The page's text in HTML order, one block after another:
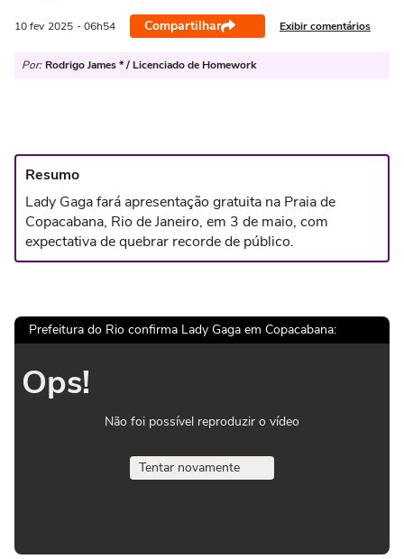
10 fev 2025 - 06h54 Compartilhar Exibir comentários
Por: Rodrigo James * / Licenciado de Homework
Resumo
Lady Gaga fará apresentação gratuita na Praia de
Copacabana, Rio de Janeiro, em 3 de maio, com
expectativa de quebrar recorde de público.
Prefeitura do Rio confirma Lady Gaga em Copacabana:
Ops!
Não foi possível reproduzir o vídeo
Tentar novamente